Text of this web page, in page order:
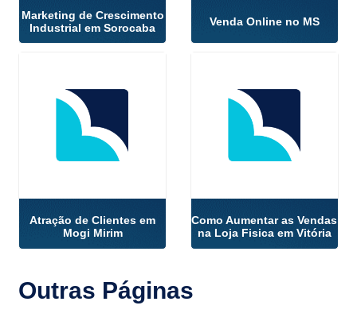
Marketing de Crescimento
Industrial em Sorocaba
Venda Online no MS
Atração de Clientes em
Mogi Mirim
Como Aumentar as Vendas
na Loja Fisica em Vitória
Outras Páginas